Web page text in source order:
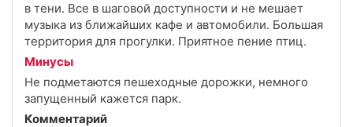
счёт)).
Кому-то нужен активный отдых, кому-то роскошь и
развлечения, а мне именно такая тихая, душевная
атмосфера. Здесь всё совпало идеально с моим
состоянием души. Спасибо огромное всему
коллективу за заботу, тепло и эти незабываемые
осенние дни. Уже планирую вернуться, возможно,
в тени. Все в шаговой доступности и не мешает
музыка из ближайших кафе и автомобили. Большая
территория для прогулки. Приятное пение птиц.
Минусы
Не подметаются пешеходные дорожки, немного
запущенный кажется парк.
Комментарий